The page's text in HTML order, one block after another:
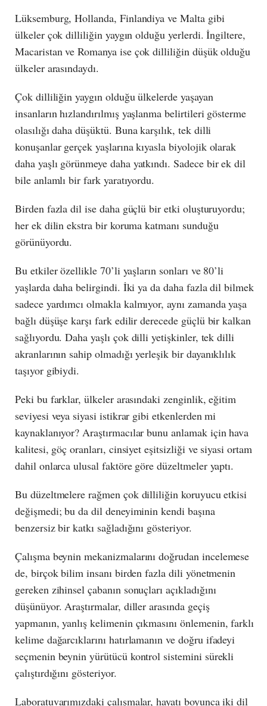
Lüksemburg, Hollanda, Finlandiya ve Malta gibi
ülkeler çok dilliliğin yaygın olduğu yerlerdi. İngiltere,
Macaristan ve Romanya ise çok dilliliğin düşük olduğu
ülkeler arasındaydı.
Çok dilliliğin yaygın olduğu ülkelerde yaşayan
insanların hızlandırılmış yaşlanma belirtileri gösterme
olasılığı daha düşüktü. Buna karşılık, tek dilli
konuşanlar gerçek yaşlarına kıyasla biyolojik olarak
daha yaşlı görünmeye daha yatkındı. Sadece bir ek dil
bile anlamlı bir fark yaratıyordu.
Birden fazla dil ise daha güçlü bir etki oluşturuyordu;
her ek dilin ekstra bir koruma katmanı sunduğu
görünüyordu.
Bu etkiler özellikle 70’li yaşların sonları ve 80’li
yaşlarda daha belirgindi. İki ya da daha fazla dil bilmek
sadece yardımcı olmakla kalmıyor, aynı zamanda yaşa
bağlı düşüşe karşı fark edilir derecede güçlü bir kalkan
sağlıyordu. Daha yaşlı çok dilli yetişkinler, tek dilli
akranlarının sahip olmadığı yerleşik bir dayanıklılık
taşıyor gibiydi.
Peki bu farklar, ülkeler arasındaki zenginlik, eğitim
seviyesi veya siyasi istikrar gibi etkenlerden mi
kaynaklanıyor? Araştırmacılar bunu anlamak için hava
kalitesi, göç oranları, cinsiyet eşitsizliği ve siyasi ortam
dahil onlarca ulusal faktöre göre düzeltmeler yaptı.
Bu düzeltmelere rağmen çok dilliliğin koruyucu etkisi
değişmedi; bu da dil deneyiminin kendi başına
benzersiz bir katkı sağladığını gösteriyor.
Çalışma beynin mekanizmalarını doğrudan incelemese
de, birçok bilim insanı birden fazla dili yönetmenin
gereken zihinsel çabanın sonuçları açıkladığını
düşünüyor. Araştırmalar, diller arasında geçiş
yapmanın, yanlış kelimenin çıkmasını önlemenin, farklı
kelime dağarcıklarını hatırlamanın ve doğru ifadeyi
seçmenin beynin yürütücü kontrol sistemini sürekli
çalıştırdığını gösteriyor.
Laboratuvarımızdaki çalışmalar, hayatı boyunca iki dil